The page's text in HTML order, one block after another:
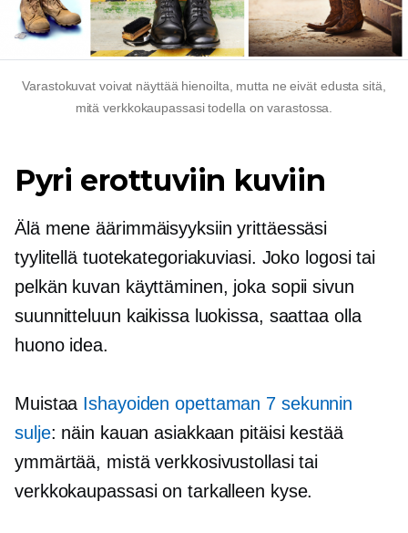
Varastokuvat voivat näyttää hienoilta, mutta ne eivät edusta sitä,
mitä verkkokaupassasi todella on varastossa.
Pyri erottuviin kuviin
Älä mene äärimmäisyyksiin yrittäessäsi
tyylitellä tuotekategoriakuviasi. Joko logosi tai
pelkän kuvan käyttäminen, joka sopii sivun
suunnitteluun kaikissa luokissa, saattaa olla
huono idea.
Muistaa Ishayoiden opettaman 7 sekunnin
sulje: näin kauan asiakkaan pitäisi kestää
ymmärtää, mistä verkkosivustollasi tai
verkkokaupassasi on tarkalleen kyse.